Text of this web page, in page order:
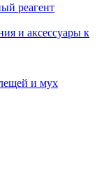
реагент
и аксессуары к
и мух